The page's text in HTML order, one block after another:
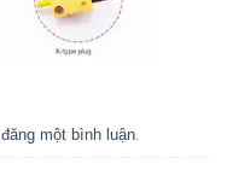
đăng một bình luận.